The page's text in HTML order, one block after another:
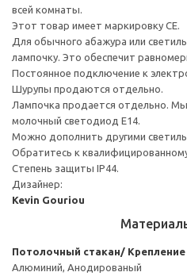
всей комнаты.
Этот товар имеет маркировку CE.
Для обычного абажура или
лампочку. Это обеспечит
Постоянное подключение к
Шурупы продаются отдельно.
Лампочка продается отдельно.
молочный светодиод Е14.
Можно дополнить другими
Обратитесь к
Степень защиты IP44.
Дизайнер:
Kevin Gouriou
Потолочный стакан/
Алюминий, Анодированый